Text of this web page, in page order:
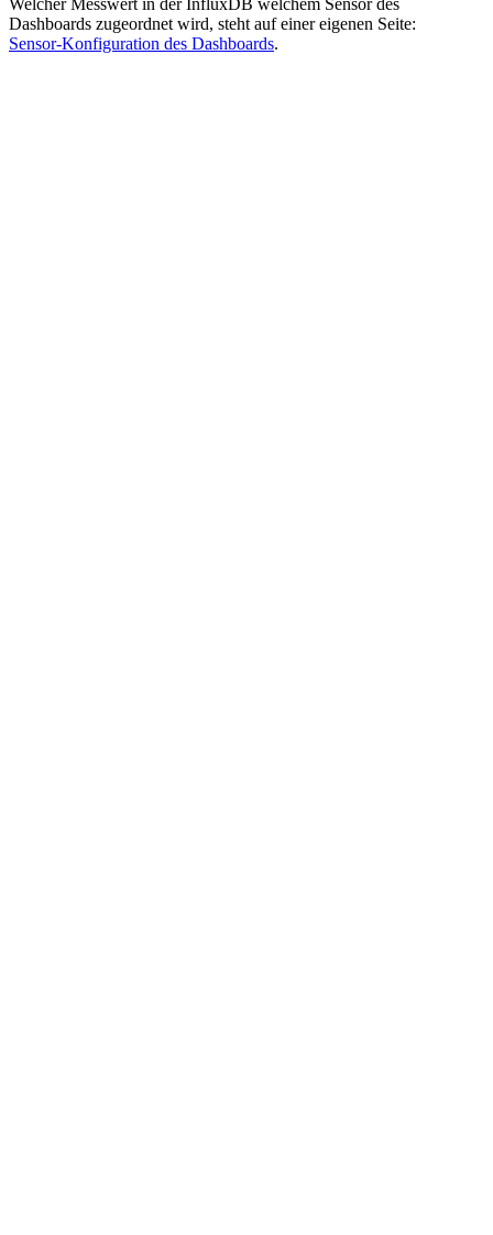
Welcher Messwert in der InfluxDB welchem Sensor des
Dashboards zugeordnet wird, steht auf einer eigenen Seite:
Sensor-Konfiguration des Dashboards.